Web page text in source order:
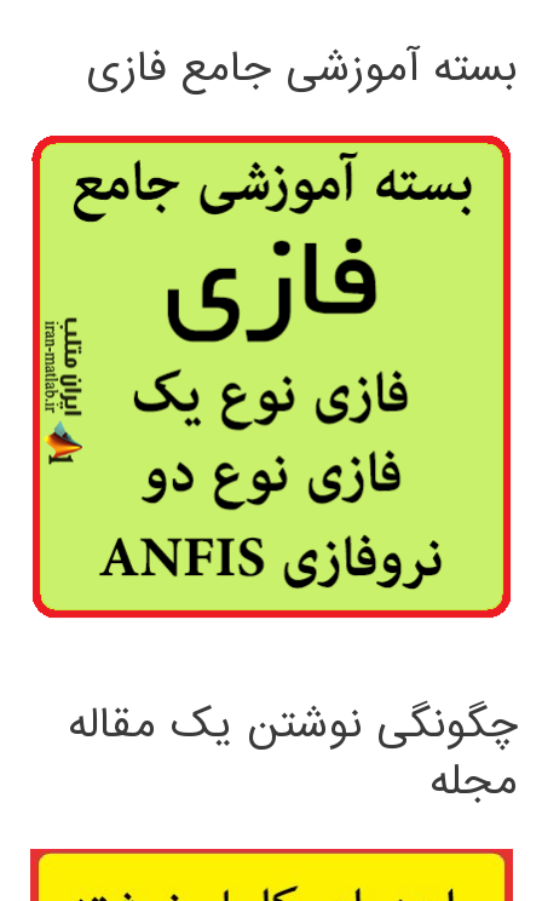
بسته آموزشی جامع فازی
چگونگی نوشتن یک مقاله
مجله